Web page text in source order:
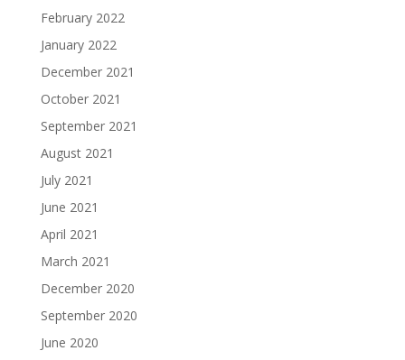
February 2022
January 2022
December 2021
October 2021
September 2021
August 2021
July 2021
June 2021
April 2021
March 2021
December 2020
September 2020
June 2020